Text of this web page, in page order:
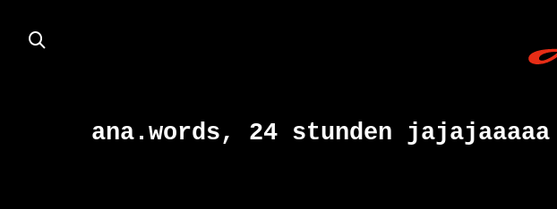
ana.words, 24 stunden jajajaaaaa